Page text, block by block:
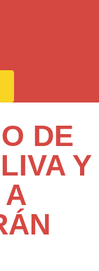
DE
Y